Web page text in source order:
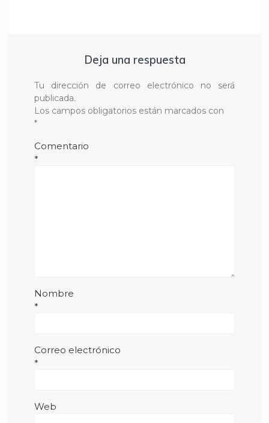
Deja una respuesta
Tu dirección de correo electrónico no será
publicada.
Los campos obligatorios están marcados con
*
Comentario
*
Nombre
*
Correo electrónico
*
Web